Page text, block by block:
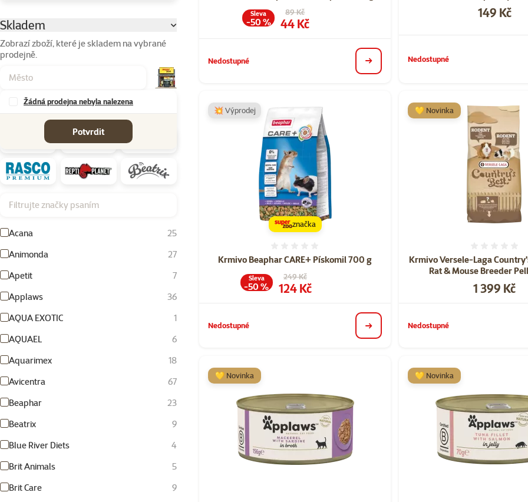
Parametrický filtr
Skladem
Zobrazí zboží, které je skladem na vybrané
prodejně.
Žádná prodejna nebyla nalezena
Potvrdit
Filtrujte značky psaním
Acana
25
Animonda
27
Apetit
7
Applaws
36
AQUA EXOTIC
1
AQUAEL
6
Aquarimex
18
Avicentra
67
Beaphar
23
Beatrix
9
Blue River Diets
4
Brit Animals
5
Brit Care
9
Původní cena
89 Kč
Cena
44 Kč
Sleva
-50 %
Nedostupné detail
Cena
149 Kč
Nedostupné
Krmivo Beaphar CARE+ Pískomil 700 g
Původní cena
249 Kč
Cena
124 Kč
Sleva
-50 %
💥 Výprodej
značka
Nedostupné detail
Krmivo Versele-Laga
Rat & Mouse Breeder
Cena
1 399 Kč
💛 Novinka
Nedostupné
💛 Novinka 💛 Novinka